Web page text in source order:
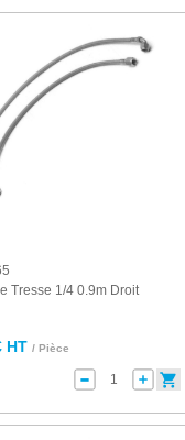
Tresse 1/4 0.9m Droit
HT / Pièce